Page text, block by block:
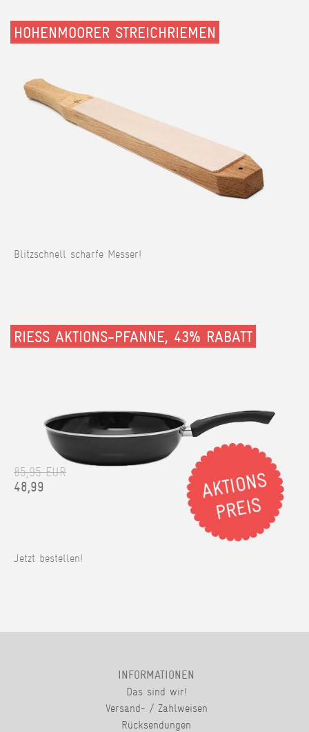
HOHENMOORER STREICHRIEMEN
Blitzschnell scharfe Messer!
RIESS AKTIONS-PFANNE, 43% RABATT
85,95 EUR
48,99
Jetzt bestellen!
INFORMATIONEN
Das sind wir!
Versand- / Zahlweisen
Rücksendungen